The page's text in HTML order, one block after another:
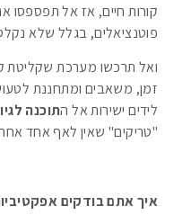
קורות חיים, אז אל תפספסו
פוטנציאלים, בגלל שלא
ואל תרכשו מערכת שקליטת
לידים ישירות אל התוכנה
"טריקים" שאין לאף אחד
איך אתם בודקים